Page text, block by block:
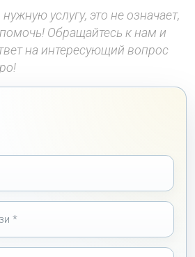
услугу, это не означает,
Обращайтесь к нам и
на интересующий вопрос